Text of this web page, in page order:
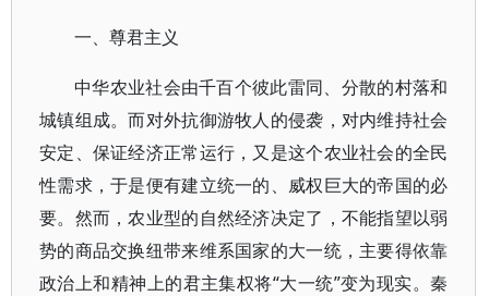
一、尊君主义
中华农业社会由千百个彼此雷同、分散的村落和
城镇组成。而对外抗御游牧人的侵袭，对内维持社会
安定、保证经济正常运行，又是这个农业社会的全民
性需求，于是便有建立统一的、威权巨大的帝国的必
要。然而，农业型的自然经济决定了，不能指望以弱
势的商品交换纽带来维系国家的大一统，主要得依靠
政治上和精神上的君主集权将“大一统”变为现实。秦